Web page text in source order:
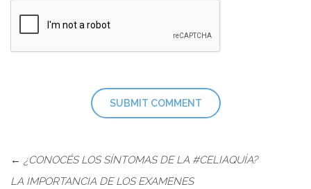
← ¿CONOCÉS LOS SÍNTOMAS DE LA #CELIAQUÍA?
LA IMPORTANCIA DE LOS EXAMENES